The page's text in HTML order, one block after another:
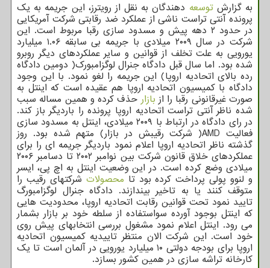
به گزارشتوسعه دهندگان به نقل از رویترز، این جریمه به یک
پرونده آنتی تراست ناشی از عملکرد ضد رقابتی شرکت آمریکایی
در حدود ۲ دهه پیش و مسدود سازی رقبا مربوط است. این
شرکت در سال ۲۰۰۹ میلادی با جریمه بی سابقه ۱.۰۶ میلیارد
یورویی به علت تخلف از قوانین و سایر عملکردهای دیگر روبرو
شده بود. اما سال قبل دادگاه جنرال لوگزامبورک( دومین دادگاه
رده بالای اتحادیه اروپا) این جریمه را لغو نمود. با این وجود
دادگاه با کمیسیون اتحادیه اروپا هم عقیده است که اینتل به
صورت غیرقانونی رقبا را از بازار حذف کرده و همین مساله سبب
شده ناظر آنتی تراست اتحادیه اروپا پرونده را باردیگر باز کند.
در رای دادگاه در ارتباط با ۲۰۰۹ میلادی، اینتل به مسدود سازی
فعالیت AMD( شرکت رقیبش در بازار) متهم شده بود. روز
گذشته ناظر اتحادیه اروپا اعلام نمود باردیگر جریمه ای را برای
عملکردهای خلاق قانون شرکت بین نوامبر ۲۰۰۲ تا دسامبر ۲۰۰۶
میلادی وضع کرده است. در این وضعیت اینتل به اچ پی، ایسر
و لنوو پولی پرداخت کرده بود تا محصولات شرکتهای رقیب را
متوقف کنند یا به تاخیر بیندازند. دادگاه جنرال لوگزامبورگ
تایید نمود تحت قوانین رقابت اتحادیه اروپا، محدودیت هایی
که اینتل بوجود آورده سواستفاده از سلطه خود بر بازار بشمار
می رود. اینتل اعلام نمود مشغول بررسی انتخابهای پیش روی
خود است. این شرکت الان منتظر تاییدیه کمیسیون اتحادیه
اروپا برای بودجه دولتی ۱۰ میلیارد یورویی در آلمان است تا یک
کارخانه تراشه سازی در همین کشور بسازد.